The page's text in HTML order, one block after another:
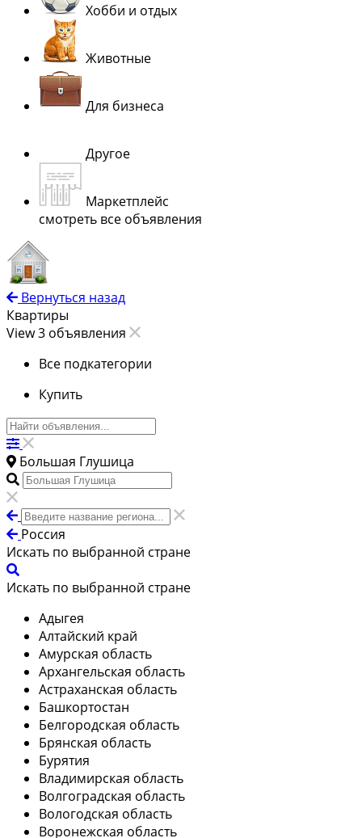
Хобби и отдых
Животные
Для бизнеса
Другое
Маркетплейс
смотреть все объявления
Вернуться назад
Квартиры
View 3 объявления
Все подкатегории
Купить
Большая Глушица
Россия
Искать по выбранной стране
Искать по выбранной стране
Адыгея
Алтайский край
Амурская область
Архангельская область
Астраханская область
Башкортостан
Белгородская область
Брянская область
Бурятия
Владимирская область
Волгоградская область
Вологодская область
Воронежская область